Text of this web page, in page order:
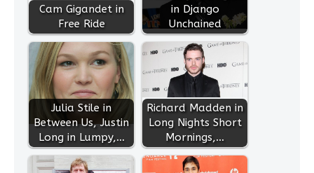
Cam Gigandet in
Free Ride
in Django
Unchained
Julia Stile in
Between Us, Justin
Long in Lumpy,…
Richard Madden in
Long Nights Short
Mornings,…